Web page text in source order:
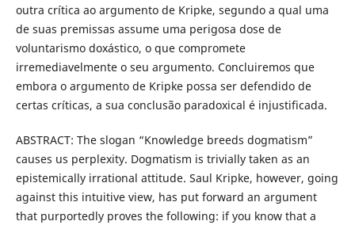
outra crítica ao argumento de Kripke, segundo a qual uma
de suas premissas assume uma perigosa dose de
voluntarismo doxástico, o que compromete
irremediavelmente o seu argumento. Concluiremos que
embora o argumento de Kripke possa ser defendido de
certas críticas, a sua conclusão paradoxical é injustificada.
ABSTRACT: The slogan “Knowledge breeds dogmatism”
causes us perplexity. Dogmatism is trivially taken as an
epistemically irrational attitude. Saul Kripke, however, going
against this intuitive view, has put forward an argument
that purportedly proves the following: if you know that a